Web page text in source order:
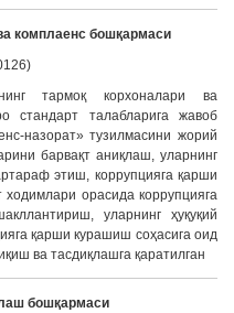
комплаенс бошқармаси
тармоқ корхоналари ва
стандарт талабларига жавоб
назорат» тузилмасини жорий
барвақт аниқлаш, уларнинг
этиш, коррупцияга қарши
орасида коррупцияга
уларнинг ҳуқуқий
қарши курашиш соҳасига оид
ва тасдиқлашга қаратилган
бошқармаси